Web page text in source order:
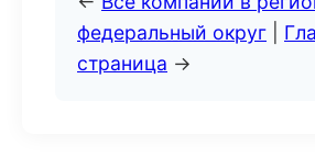
федеральный округ
страница →